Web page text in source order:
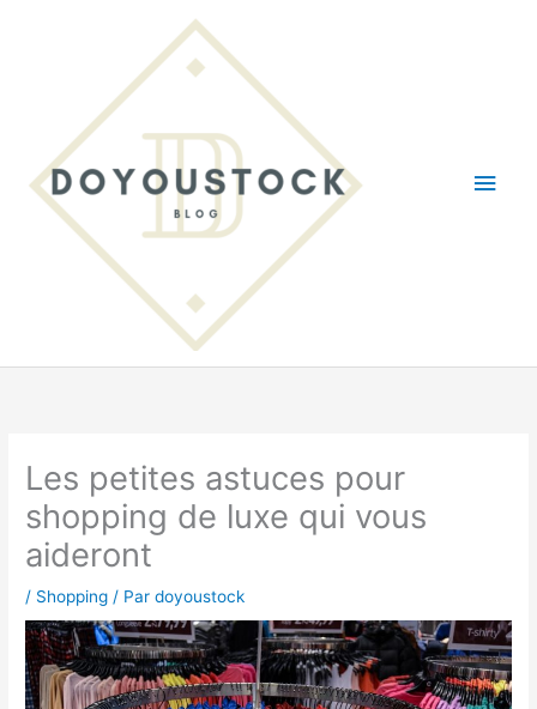
Les petites astuces pour
shopping de luxe qui vous
aideront
/ Shopping / Pardoyoustock